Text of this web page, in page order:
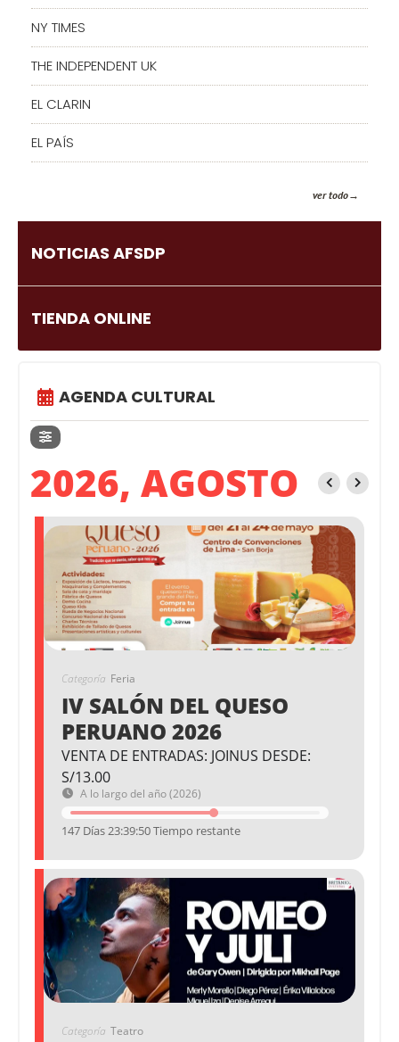
NY TIMES
THE INDEPENDENT UK
EL CLARIN
EL PAÍS
ver todo
NOTICIAS AFSDP
TIENDA ONLINE
AGENDA CULTURAL
2026, AGOSTO
Categoría Feria
IV SALÓN DEL QUESO
PERUANO 2026
VENTA DE ENTRADAS: JOINUS DESDE:
S/13.00
A lo largo del año (2026)
147 Días 23:39:50 Tiempo restante
Categoría Teatro